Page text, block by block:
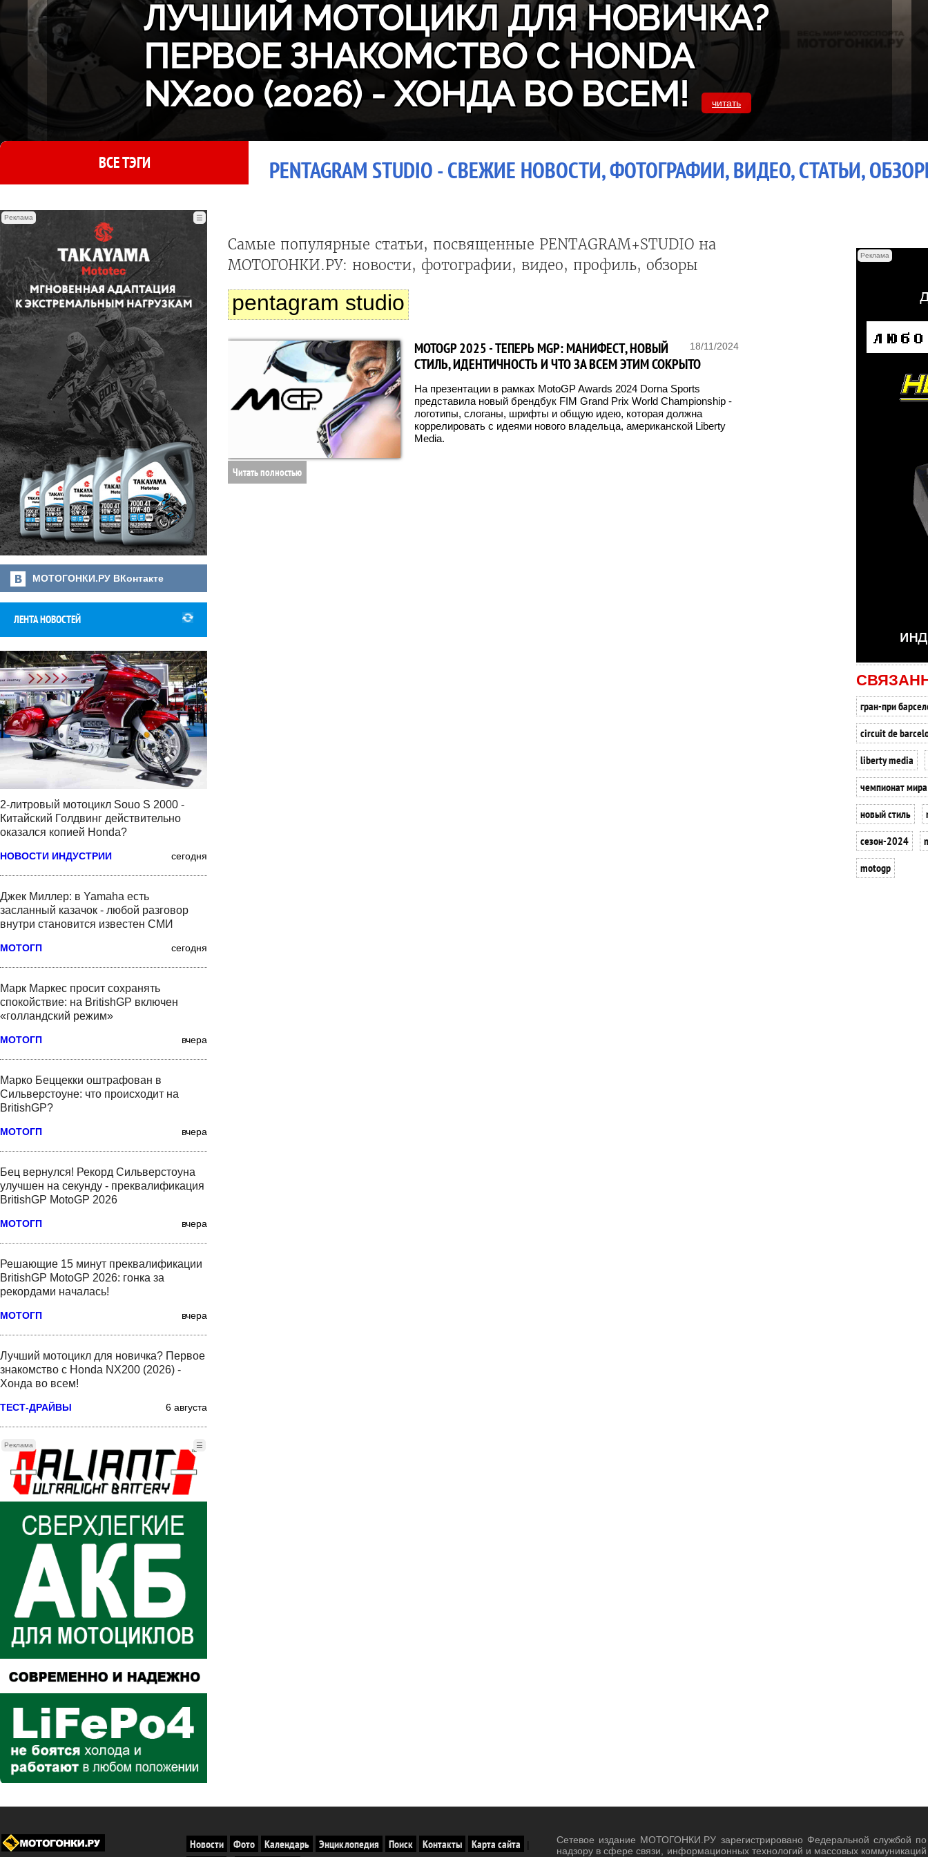
ЛУЧШИЙ МОТОЦИКЛ ДЛЯ НОВИЧКА?
ПЕРВОЕ ЗНАКОМСТВО С HONDA
NX200 (2026) - ХОНДА ВО ВСЕМ!
читать
ВСЕ ТЭГИ PENTAGRAM STUDIO - СВЕЖИЕ НОВОСТИ, ФОТОГРАФИИ, ВИДЕО, СТАТЬИ,
Реклама ☰
МОТОГОНКИ.РУ ВКонтакте
ЛЕНТА НОВОСТЕЙ
2-литровый мотоцикл Souo S 2000 -
Китайский Голдвинг действительно
оказался копией Honda?
НОВОСТИ ИНДУСТРИИ сегодня
Джек Миллер: в Yamaha есть
засланный казачок - любой разговор
внутри становится известен СМИ
МОТОГП сегодня
Марк Маркес просит сохранять
спокойствие: на BritishGP включен
«голландский режим»
МОТОГП вчера
Марко Беццекки оштрафован в
Сильверстоуне: что происходит на
BritishGP?
МОТОГП вчера
Бец вернулся! Рекорд Сильверстоуна
улучшен на секунду - преквалификация
BritishGP MotoGP 2026
МОТОГП вчера
Решающие 15 минут преквалификации
BritishGP MotoGP 2026: гонка за
рекордами началась!
МОТОГП вчера
Лучший мотоцикл для новичка? Первое
знакомство с Honda NX200 (2026) -
Хонда во всем!
ТЕСТ-ДРАЙВЫ 6 августа
Реклама ☰
Самые популярные статьи, посвященные PENTAGRAM+STUDIO на
МОТОГОНКИ.РУ: новости, фотографии, видео, профиль, обзоры
pentagram studio
18/11/2024
MOTOGP 2025 - ТЕПЕРЬ MGP: МАНИФЕСТ, НОВЫЙ
СТИЛЬ, ИДЕНТИЧНОСТЬ И ЧТО ЗА ВСЕМ ЭТИМ СОКРЫТО
На презентации в рамках MotoGP Awards 2024 Dorna Sports
представила новый брендбук FIM Grand Prix World Championship -
логотипы, слоганы, шрифты и общую идею, которая должна
коррелировать с идеями нового владельца, американской Liberty
Media.
Читать полностью
Реклама
гран-при
circuit de
liberty media
чемпионат мира
новый стиль
сезон-2024
motogp
Новости Фото Календарь Энциклопедия Поиск Контакты Карта сайта |
Сетевое издание МОТОГОНКИ.РУ зарегистрировано Федеральной службой по
надзору в сфере связи, информационных технологий и массовых коммуникаций